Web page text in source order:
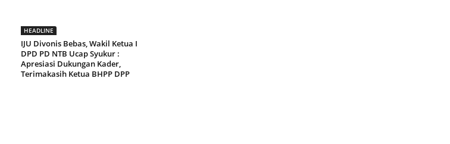
HEADLINE
IJU Divonis Bebas, Wakil Ketua I
DPD PD NTB Ucap Syukur :
Apresiasi Dukungan Kader,
Terimakasih Ketua BHPP DPP